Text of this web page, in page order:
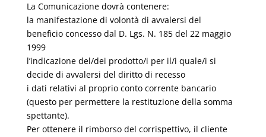
La Comunicazione dovrà contenere:
la manifestazione di volontà di avvalersi del
beneficio concesso dal D. Lgs. N. 185 del 22 maggio
1999
l’indicazione del/dei prodotto/i per il/i quale/i si
decide di avvalersi del diritto di recesso
i dati relativi al proprio conto corrente bancario
(questo per permettere la restituzione della somma
spettante).
Per ottenere il rimborso del corrispettivo, il cliente